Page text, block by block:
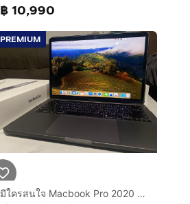
฿ 10,990
PREMIUM
มีใครสนใจ Macbook Pro 2020 ทักได้นะคะ MacBook Pro 13-inch (2020)